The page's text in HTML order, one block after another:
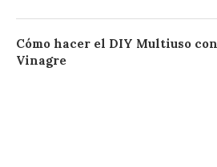
Cómo hacer el DIY Multiuso con
Vinagre